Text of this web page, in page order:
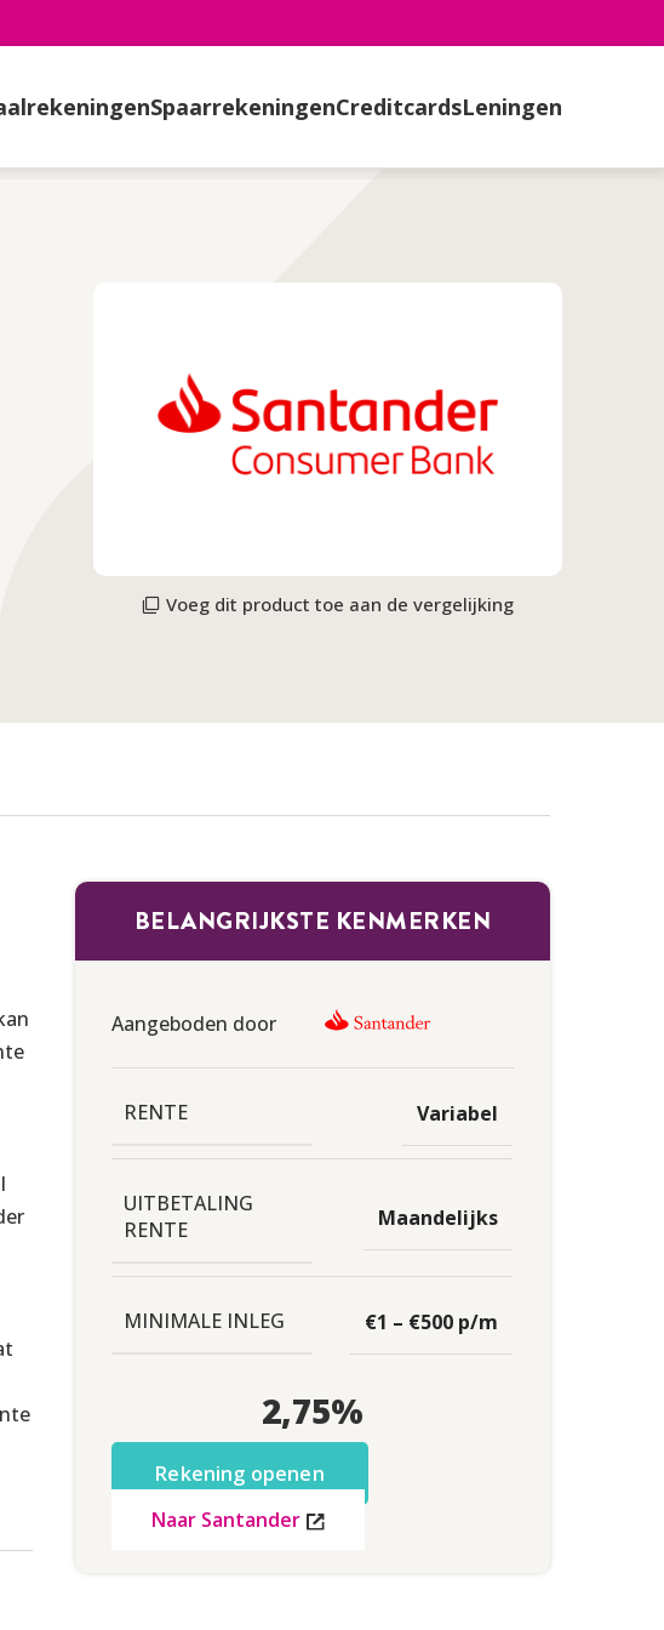
SpaarrekeningenCreditcardsLeningen
Voeg dit product toe aan de vergelijking
is
BELANGRIJKSTE KENMERKEN
Aangeboden door
RENTE Variabel
UITBETALING
RENTE
Maandelijks
MINIMALE INLEG €1 – €500 p/m
2,75%
Rekening openen
Naar Santander